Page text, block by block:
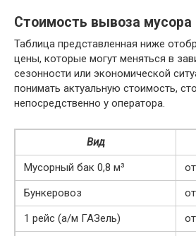
Стоимость вывоза мусора
Таблица представленная ниже
цены, которые могут меняться в
сезонности или экономической
понимать актуальную стоимость,
непосредственно у оператора.
Вид
Мусорный бак 0,8 м³
Бункеровоз
1 рейс (а/м ГАЗель)